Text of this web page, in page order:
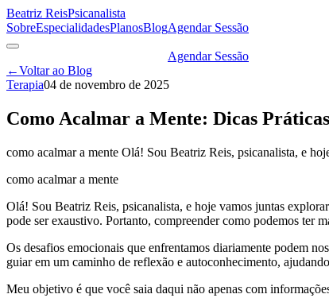
Beatriz ReisPsicanalista
SobreEspecialidadesPlanosBlogAgendar Sessão
Agendar Sessão
←Voltar ao Blog
Terapia04 de novembro de 2025
Como Acalmar a Mente: Dicas
como acalmar a mente Olá! Sou Beatriz Reis, psicanalista, e
como acalmar a mente
Olá! Sou Beatriz Reis, psicanalista, e hoje vamos juntas
pode ser exaustivo. Portanto, compreender como podemos ter
Os desafios emocionais que enfrentamos diariamente podem
guiar em um caminho de reflexão e autoconhecimento,
Meu objetivo é que você saia daqui não apenas com